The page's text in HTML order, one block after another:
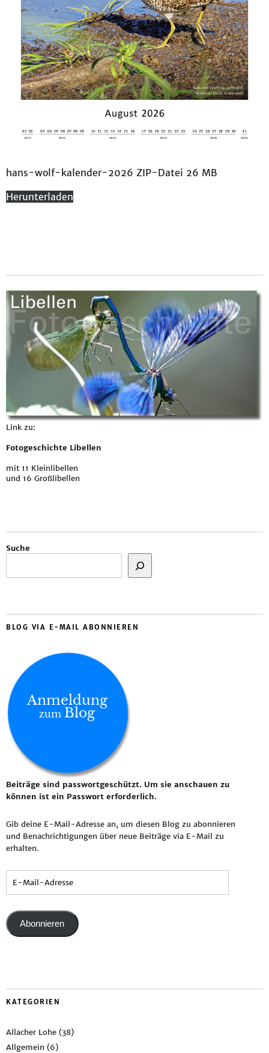
hans-wolf-kalender-2026 ZIP-Datei 26 MB
Herunterladen
Link zu:
Fotogeschichte Libellen
mit 11 Kleinlibellen
und 16 Großlibellen
Suche
BLOG VIA E-MAIL ABONNIEREN
Anmeldung
zum Blog
Beiträge sind passwortgeschützt. Um sie anschauen zu
können ist ein Passwort erforderlich.
Gib deine E-Mail-Adresse an, um diesen Blog zu abonnieren
und Benachrichtigungen über neue Beiträge via E-Mail zu
erhalten.
Abonnieren
KATEGORIEN
Allacher Lohe (38)
Allgemein (6)